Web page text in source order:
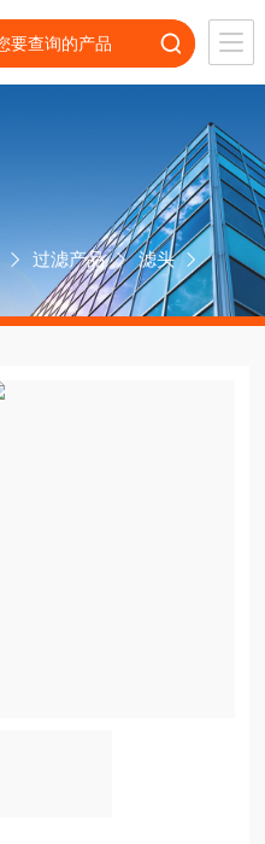
过滤产品
滤头